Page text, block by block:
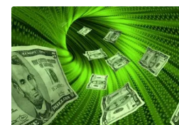
Email:toasoan@vtv.vn
Liên hệ quảng cáo:024-7300.7108